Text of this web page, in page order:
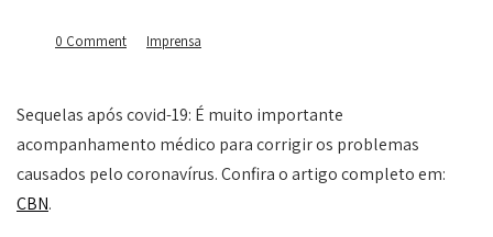
0 Comment Imprensa
Sequelas após covid-19: É muito importante
acompanhamento médico para corrigir os problemas
causados pelo coronavírus. Confira o artigo completo em:
CBN.